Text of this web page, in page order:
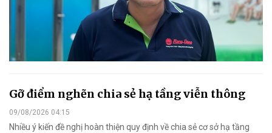
Gỡ điểm nghẽn chia sẻ hạ tầng viễn thông
09/08/2026 04:15
Nhiều ý kiến đề nghị hoàn thiện quy định về chia sẻ cơ sở hạ tầng